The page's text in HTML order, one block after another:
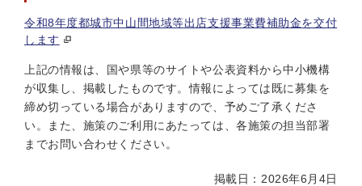
令和8年度都城市中山間地域等出店支援事業費補助金を交付
します
上記の情報は、国や県等のサイトや公表資料から中小機構
が収集し、掲載したものです。情報によっては既に募集を
締め切っている場合がありますので、予めご了承くださ
い。また、施策のご利用にあたっては、各施策の担当部署
までお問い合わせください。
掲載日：2026年6月4日